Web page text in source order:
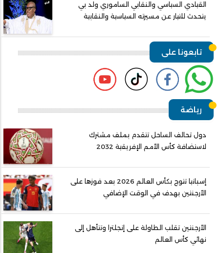
القيادي السياسي والنقابي الساموري ولد بي
يتحدث للتيار عن مسيرته السياسية والنقابية
تابعونا على
رياضة
دول تحالف الساحل تتقدم بملف مشترك
لاستضافة كأس الأمم الإفريقية 2032
إسبانيا تتوج بكأس العالم 2026 بعد فوزها على
الأرجنتين بهدف في الوقت الإضافي
الأرجنتين تقلب الطاولة على إنجلترا وتتأهل إلى
نهائي كأس العالم